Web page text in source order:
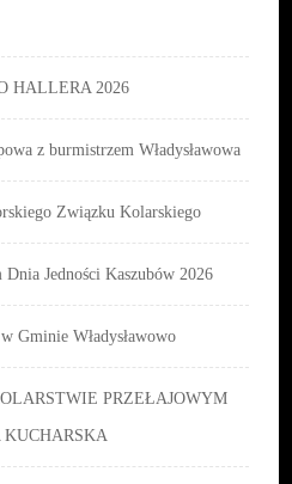
HALLERA 2026
z burmistrzem Władysławowa
Związku Kolarskiego
Dnia Jedności Kaszubów 2026
Gminie Władysławowo
PRZEŁAJOWYM